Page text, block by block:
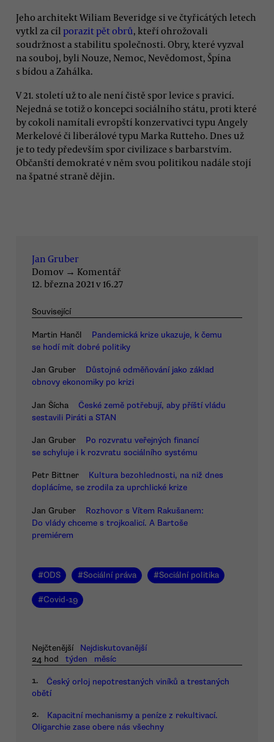
Jeho architekt Wiliam Beveridge si ve čtyřicátých letech
vytkl za cíl porazit pět obrů, kteří ohrožovali
soudržnost a stabilitu společnosti. Obry, které vyzval
na souboj, byli Nouze, Nemoc, Nevědomost, Špína
s bídou a Zahálka.
V 21. století už to ale není čistě spor levice s pravicí.
Nejedná se totiž o koncepci sociálního státu, proti které
by cokoli namítali evropští konzervativci typu Angely
Merkelové či liberálové typu Marka Rutteho. Dnes už
je to tedy především spor civilizace s barbarstvím.
Občanští demokraté v něm svou politikou nadále stojí
na špatné straně dějin.
Jan Gruber
Domov → Komentář
12. března 2021 v 16.27
Související
Martin Hančl
Pandemická krize ukazuje, k čemu
se hodí mít dobré politiky
Jan Gruber
Důstojné odměňování jako základ
obnovy ekonomiky po krizi
Jan Šícha
České země potřebují, aby příští vládu
sestavili Piráti a STAN
Jan Gruber
Po rozvratu veřejných financí
se schyluje i k rozvratu sociálního systému
Petr Bittner
Kultura bezohlednosti, na niž dnes
doplácíme, se zrodila za uprchlické krize
Jan Gruber
Rozhovor s Vítem Rakušanem:
Do vlády chceme s trojkoalicí. A Bartoše
premiérem
#ODS #Sociální práva #Sociální politika
#Covid-19
Nejčtenější
Nejdiskutovanější
24 hod
týden měsíc
1.
Český orloj nepotrestaných viníků a trestaných
obětí
2.
Kapacitní mechanismy a peníze z rekultivací.
Oligarchie zase obere nás všechny